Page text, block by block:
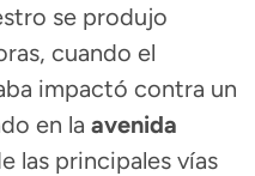
se produjo
cuando el
impactó contra un
en la avenida
las principales vías